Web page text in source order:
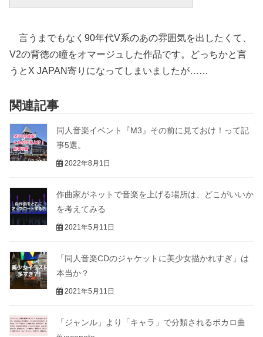
言うまでもなく90年代V系のあの雰囲気を出したくて、
V2の背徳の瞳をオマージュした作品です。どっちかと言
うとX JAPAN寄りになってしまいましたが……
関連記事
同人音楽イベント『M3』その前に見ておけ！って記
事5選。
2022年8月1日
作曲家がネットで音楽を上げる場所は、どこがいいか
を考えてみる
2021年5月11日
「同人音楽CDのジャケットに美少女描かれすぎ」は
本当か？
2021年5月11日
「ジャンル」より「キャラ」で分類されるボカロ曲